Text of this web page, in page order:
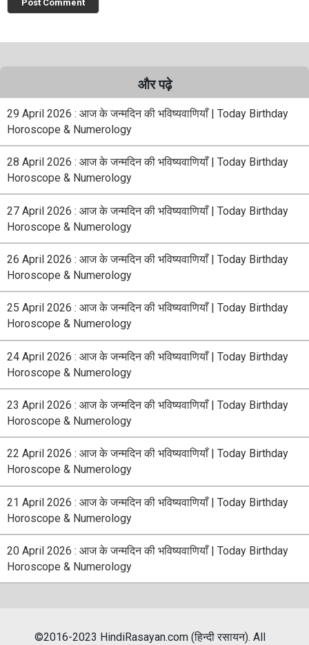
और पढ़े
29 April 2026 : आज के जन्मदिन की भविष्यवाणियाँ | Today Birthday
Horoscope & Numerology
28 April 2026 : आज के जन्मदिन की भविष्यवाणियाँ | Today Birthday
Horoscope & Numerology
27 April 2026 : आज के जन्मदिन की भविष्यवाणियाँ | Today Birthday
Horoscope & Numerology
26 April 2026 : आज के जन्मदिन की भविष्यवाणियाँ | Today Birthday
Horoscope & Numerology
25 April 2026 : आज के जन्मदिन की भविष्यवाणियाँ | Today Birthday
Horoscope & Numerology
24 April 2026 : आज के जन्मदिन की भविष्यवाणियाँ | Today Birthday
Horoscope & Numerology
23 April 2026 : आज के जन्मदिन की भविष्यवाणियाँ | Today Birthday
Horoscope & Numerology
22 April 2026 : आज के जन्मदिन की भविष्यवाणियाँ | Today Birthday
Horoscope & Numerology
21 April 2026 : आज के जन्मदिन की भविष्यवाणियाँ | Today Birthday
Horoscope & Numerology
20 April 2026 : आज के जन्मदिन की भविष्यवाणियाँ | Today Birthday
Horoscope & Numerology
©2016-2023 HindiRasayan.com (हिन्दी रसायन). All